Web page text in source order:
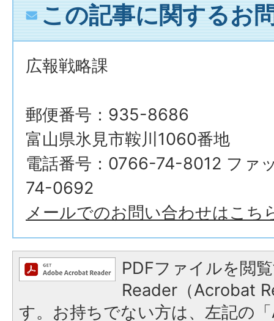
この記事に関するお
広報戦略課
郵便番号：935-8686
富山県氷見市鞍川1060番地
電話番号：0766-74-8012 ファ
74-0692
メールでのお問い合わせはこち
PDFファイルを閲
Reader（Acrobat
す。お持ちでない方は、左記の